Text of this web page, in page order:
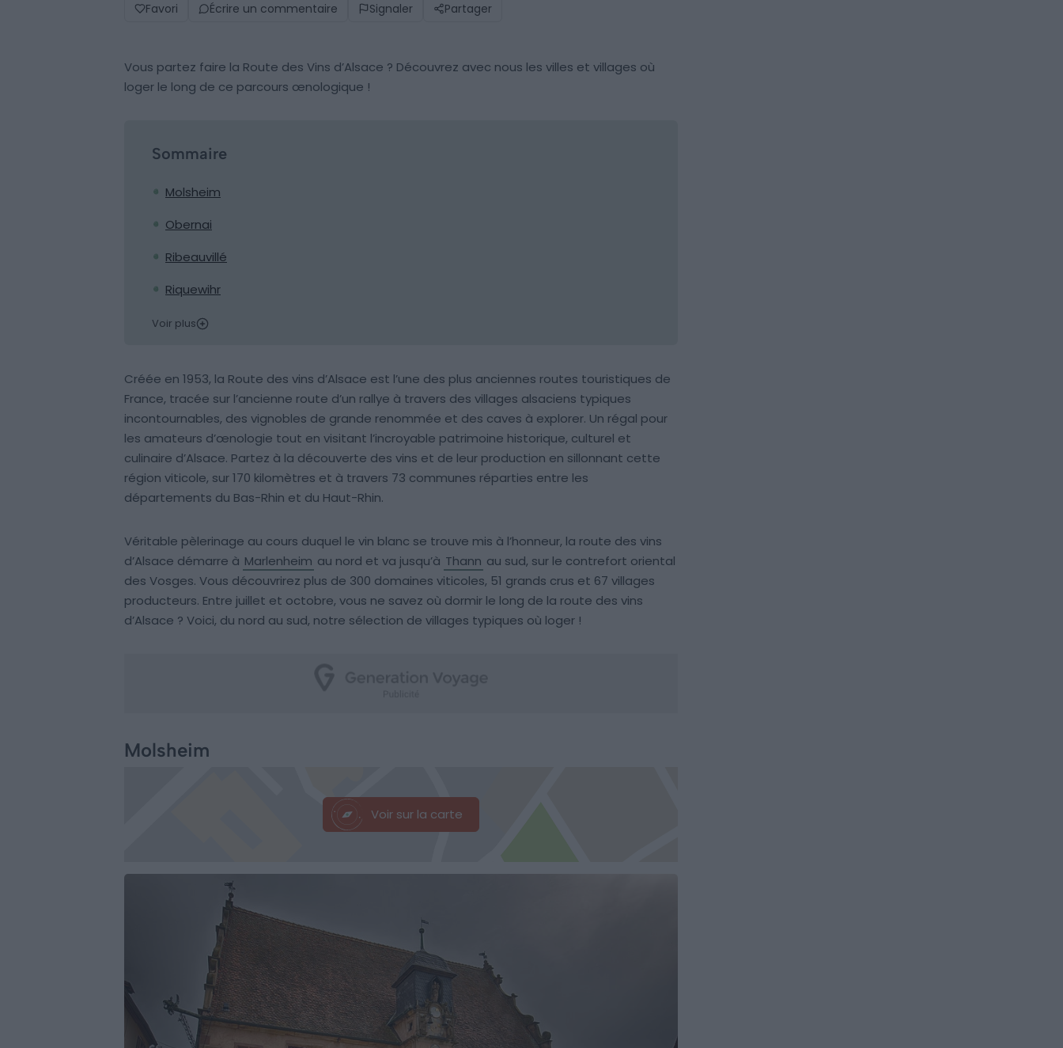
Favori Écrire un commentaire Signaler Partager
Vous partez faire la Route des Vins d’Alsace ? Découvrez avec nous les villes et villages où
loger le long de ce parcours œnologique !
Sommaire
Molsheim
Obernai
Ribeauvillé
Riquewihr
Voir plus
Créée en 1953, la Route des vins d’Alsace est l’une des plus anciennes routes touristiques de
France, tracée sur l’ancienne route d’un rallye à travers des villages alsaciens typiques
incontournables, des vignobles de grande renommée et des caves à explorer. Un régal pour
les amateurs d’œnologie tout en visitant l’incroyable patrimoine historique, culturel et
culinaire d’Alsace. Partez à la découverte des vins et de leur production en sillonnant cette
région viticole, sur 170 kilomètres et à travers 73 communes réparties entre les
départements du Bas-Rhin et du Haut-Rhin.
Véritable pèlerinage au cours duquel le vin blanc se trouve mis à l’honneur, la route des vins
d’Alsace démarre à Marlenheim au nord et va jusqu’à Thann au sud, sur le contrefort oriental
des Vosges. Vous découvrirez plus de 300 domaines viticoles, 51 grands crus et 67 villages
producteurs. Entre juillet et octobre, vous ne savez où dormir le long de la route des vins
d’Alsace ? Voici, du nord au sud, notre sélection de villages typiques où loger !
Molsheim
Voir sur la carte